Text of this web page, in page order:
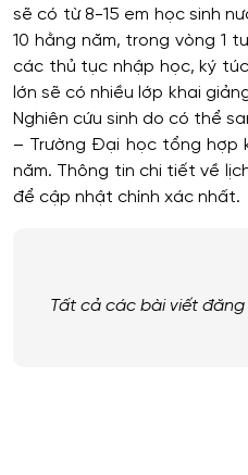
sẽ có từ 8-15 em học sinh
10 hằng năm, trong vòng 1
các thủ tục nhập học, ký
lớn sẽ có nhiều lớp khai
Nghiên cứu sinh do có thể
– Trường Đại học tổng hợp
năm. Thông tin chi tiết về
để cập nhật chính xác nhất.
Tất cả các bài viết đăng